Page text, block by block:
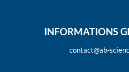
INFORMATIONS
contact@ab-